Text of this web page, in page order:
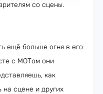
со сцены.
ещё больше огня в его
с МОТом они
как
на сцене и других